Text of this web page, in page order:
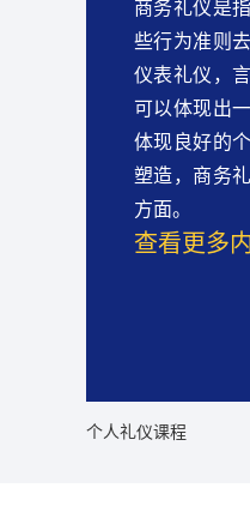
商务礼仪是
些行为准则
仪表礼仪，
可以体现出
体现良好的
塑造，商务
方面。
查看更多
个人礼仪课程